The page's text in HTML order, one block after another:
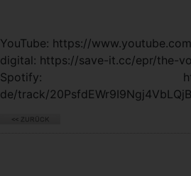
YouTube: https://
digital: https://save-it.cc/epr/the-
Spotify: https://
de/track/